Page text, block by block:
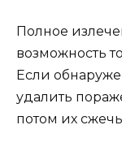
Полное
возможность
Если
удалить
потом их